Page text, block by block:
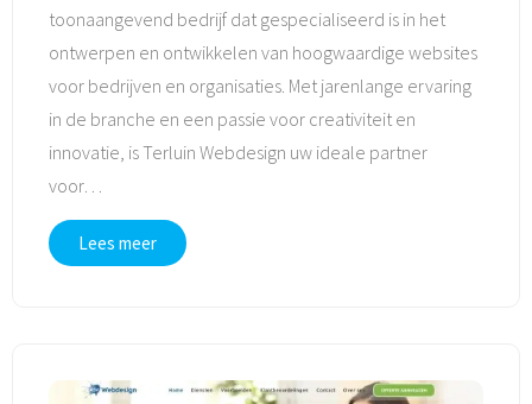
toonaangevend bedrijf dat gespecialiseerd is in het
ontwerpen en ontwikkelen van hoogwaardige websites
voor bedrijven en organisaties. Met jarenlange ervaring
in de branche en een passie voor creativiteit en
innovatie, is Terluin Webdesign uw ideale partner
voor…
Lees meer